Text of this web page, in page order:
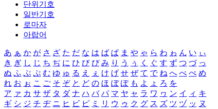
단위기호
일반기호
로마자
아랍어
あ ぁ か が さ ざ た だ な は ば ぱ ま や ゃ ら わ ゎ ん い ぃ
き ぎ し じ ち ぢ に ひ び ぴ み り う ぅ く ぐ す ず つ づ っ
ぬ ふ ぶ ぷ む ゆ ゅ る え ぇ け げ せ ぜ て で ね へ べ ぺ め
れ お ぉ こ ご そ ぞ と ど の ほ ぼ ぽ も よ ょ ろ を
ア ァ カ サ ザ タ ダ ナ ハ バ パ マ ヤ ャ ラ ワ ヮ ン イ ィ キ
ギ シ ジ チ ヂ ニ ヒ ビ ピ ミ リ ウ ゥ ク グ ス ズ ツ ヅ ッ ヌ